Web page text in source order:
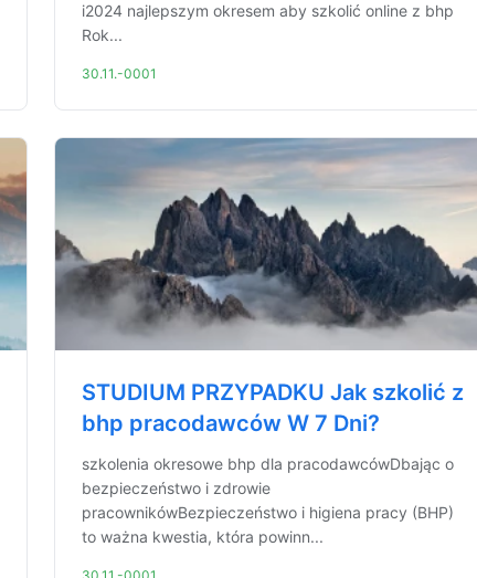
i2024 najlepszym okresem aby szkolić online z bhp
Rok...
30.11.-0001
STUDIUM PRZYPADKU Jak szkolić z
bhp pracodawców W 7 Dni?
szkolenia okresowe bhp dla pracodawcówDbając o
bezpieczeństwo i zdrowie
pracownikówBezpieczeństwo i higiena pracy (BHP)
to ważna kwestia, która powinn...